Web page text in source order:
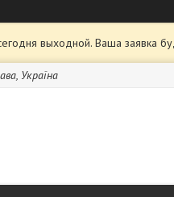
выходной. Ваша заявка
Україна